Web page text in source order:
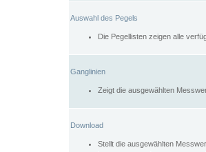
Auswahl des Pegels
Die Pegellisten zeigen alle
Ganglinien
Zeigt die ausgewählten
Download
Stellt die ausgewählten